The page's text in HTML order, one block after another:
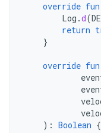
override fun
Log .d(
return
}
override fun
): Boolean {